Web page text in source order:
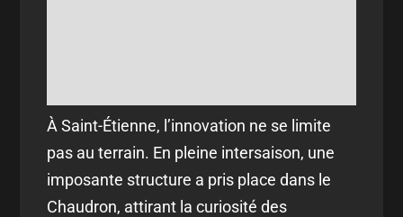
À Saint-Étienne, l’innovation ne se limite
pas au terrain. En pleine intersaison, une
imposante structure a pris place dans le
Chaudron, attirant la curiosité des